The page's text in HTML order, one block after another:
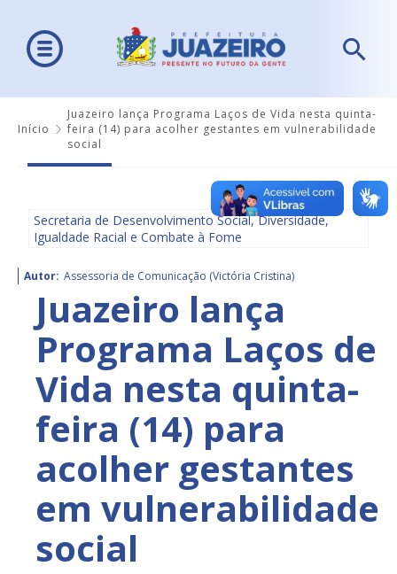
Início
Juazeiro lança Programa Laços de Vida nesta quinta-
feira (14) para acolher gestantes em vulnerabilidade
social
Secretaria de Desenvolvimento Social, Diversidade,
Igualdade Racial e Combate à Fome
Autor: Assessoria de Comunicação (Victória Cristina)
Juazeiro lança
Programa Laços de
Vida nesta quinta-
feira (14) para
acolher gestantes
em vulnerabilidade
social